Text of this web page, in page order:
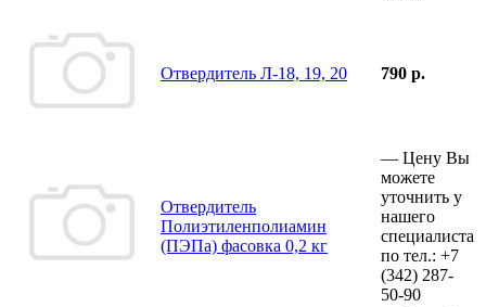
Отвердитель Л-18, 19, 20 790 р.
Отвердитель
Полиэтиленполиамин
(ПЭПа) фасовка 0,2 кг
— Цену Вы
можете
уточнить у
нашего
специалиста
по тел.: +7
(342) 287-
50-90